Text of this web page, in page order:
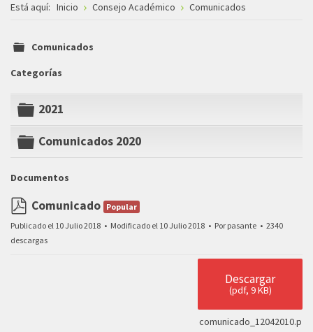
Está aquí: Inicio Consejo Académico Comunicados
Comunicados
Categorías
folder
2021
folder
Comunicados 2020
Documentos
pdf
Comunicado Popular
Publicado el 10 Julio 2018
Modificado el 10 Julio 2018 Por pasante
2340
descargas
Descargar
(pdf, 9 KB)
comunicado_12042010.p